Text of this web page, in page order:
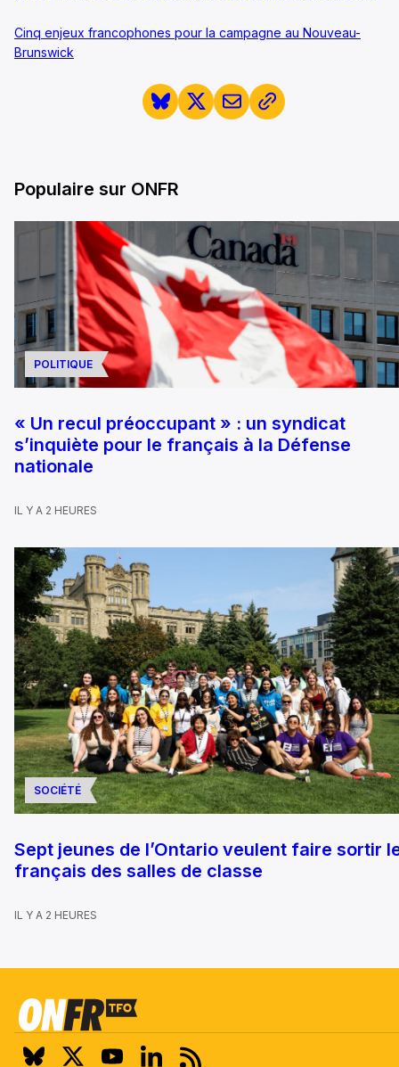
Cinq enjeux francophones pour la campagne au Nouveau-
Brunswick
Populaire sur ONFR
POLITIQUE
« Un recul préoccupant » : un syndicat
s’inquiète pour le français à la Défense
nationale
IL Y A 2 HEURES
SOCIÉTÉ
Sept jeunes de l’Ontario veulent faire sortir
français des salles de classe
IL Y A 2 HEURES